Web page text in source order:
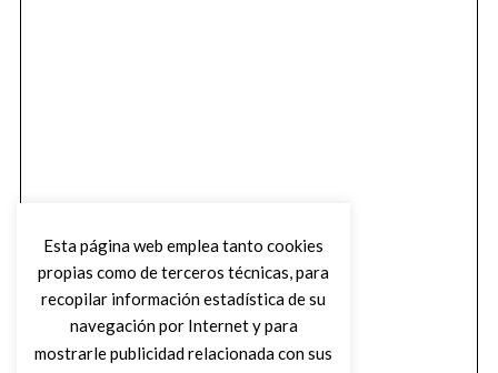
Esta página web emplea tanto cookies
propias como de terceros técnicas, para
recopilar información estadística de su
navegación por Internet y para
mostrarle publicidad relacionada con sus